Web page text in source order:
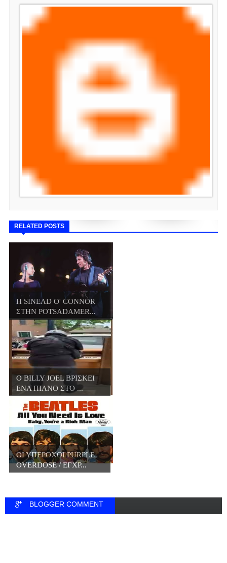
RELATED POSTS
Η SINEAD O' CONNOR
ΣΤΗΝ POTSADAMER...
O BILLY JOEL ΒΡΙΣΚΕΙ
ΕΝΑ ΠΙΑΝΟ ΣΤΟ ...
ΟΙ ΥΠΕΡΟΧΟΙ PURPLE
OVERDOSE / ΕΓΧΡ...
BLOGGER COMMENT